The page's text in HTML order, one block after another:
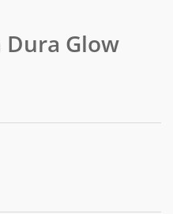
Dura Glow